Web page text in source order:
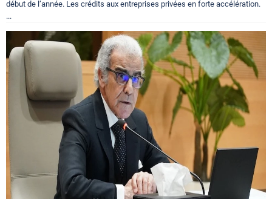
début de l’année. Les crédits aux entreprises privées en forte accélération.
...